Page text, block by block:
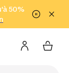
Aller au pied de
50%